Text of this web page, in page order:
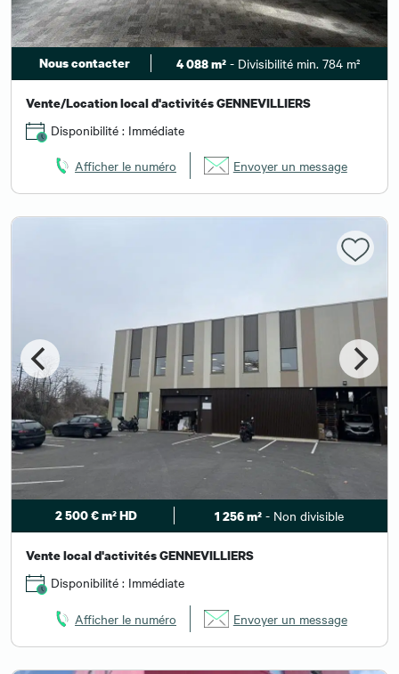
Nous contacter 4 088 m² - Divisibilité min. 784 m²
Vente/Location local d'activités GENNEVILLIERS
Disponibilité : Immédiate
Afficher le numéro Envoyer un message
2 500 € m² HD 1 256 m² - Non divisible
Vente local d'activités GENNEVILLIERS
Disponibilité : Immédiate
Afficher le numéro Envoyer un message